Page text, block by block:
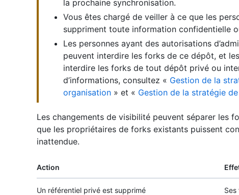
la prochaine synchronisation.
Vous êtes chargé de veiller à ce que les
suppriment toute information confidentielle
Les personnes ayant des autorisations
peuvent interdire les forks de ce dépôt, et
interdire les forks de tout dépôt privé ou
d’informations, consultez « Gestion de la
organisation » et « Gestion de la stratégie
Les changements de visibilité peuvent séparer les
que les propriétaires de forks existants puissent
inattendue.
Action
Un référentiel privé est supprimé